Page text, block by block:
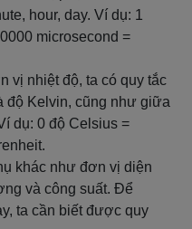
hour, day. Ví dụ: 1
microsecond =
vị nhiệt độ, ta có quy tắc
độ Kelvin, cũng như giữa
dụ: 0 độ Celsius =
khác như đơn vị diện
và công suất. Để
ta cần biết được quy